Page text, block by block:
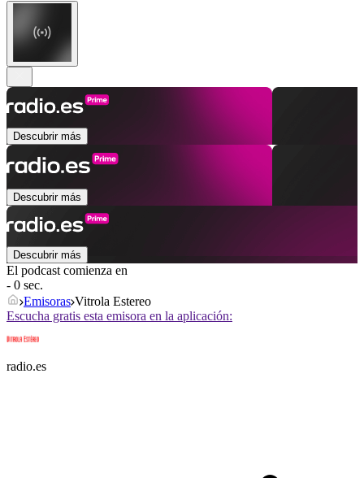
Descubrir más
Descubrir más
Descubrir más
El podcast comienza en
- 0 sec.
Emisoras Vitrola Estereo
Escucha gratis esta emisora en la aplicación:
radio.es